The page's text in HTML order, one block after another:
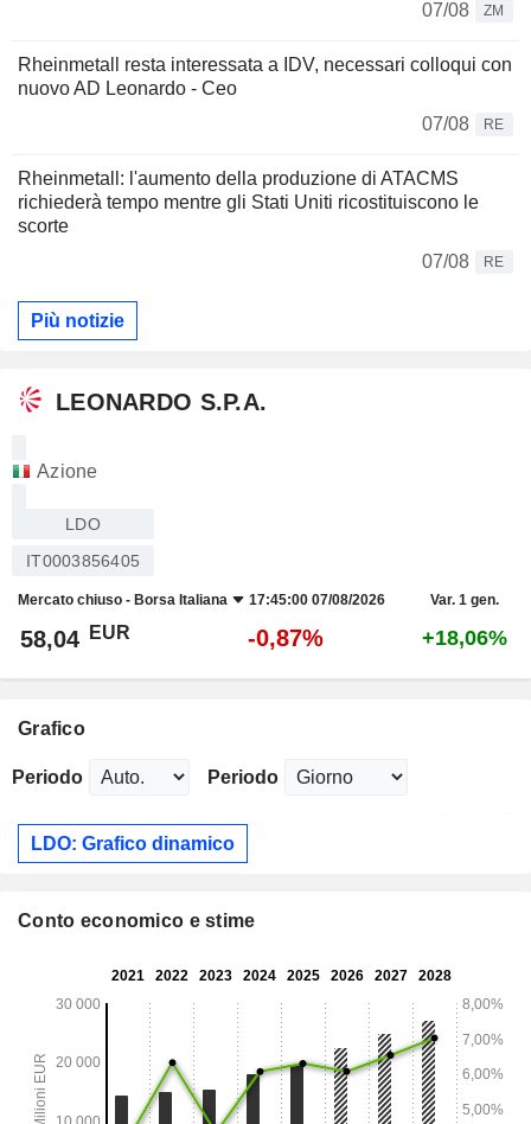
07/08
ZM
Rheinmetall resta interessata a IDV, necessari colloqui con
nuovo AD Leonardo - Ceo
07/08
RE
Rheinmetall: l'aumento della produzione di ATACMS
richiederà tempo mentre gli Stati Uniti ricostituiscono le
scorte
07/08
RE
Più notizie
LEONARDO S.P.A.
Azione
LDO
IT0003856405
Mercato chiuso - Borsa Italiana 17:45:00 07/08/2026 Var. 1 gen.
58,04 EUR -0,87% +18,06%
Grafico
Periodo Periodo
LDO: Grafico dinamico
Conto economico e stime